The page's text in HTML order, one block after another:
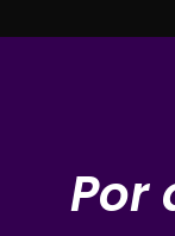
Por